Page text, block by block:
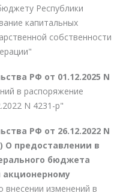
Республики
капитальных
собственности
РФ от 01.12.2025 N
в распоряжение
N 4231-р"
РФ от 26.12.2022 N
О предоставлении в
бюджета
изменений в